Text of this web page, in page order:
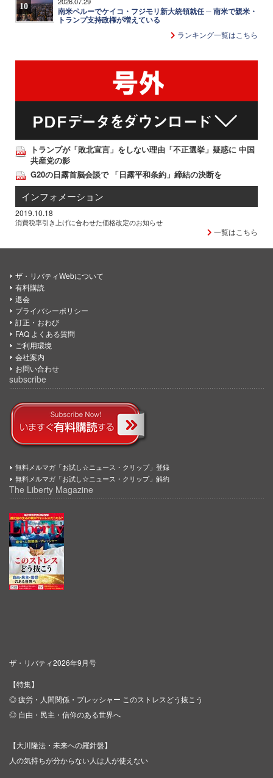
10
南米ペルーでケイコ・フジモリ新大統領就任 ─ 南米で親米・
トランプ支持政権が増えている
ランキング一覧はこちら
トランプが「敗北宣言」をしない理由「不正選挙」疑惑に 中国
共産党の影
G20の日露首脳会談で 「日露平和条約」締結の決断を
インフォメーション
2019.10.18
消費税率引き上げに合わせた価格改定のお知らせ
一覧はこちら
ザ・リバティWebについて
有料購読
退会
プライバシーポリシー
訂正・おわび
FAQ よくある質問
ご利用環境
会社案内
お問い合わせ
subscribe
無料メルマガ「お試し☆ニュース・クリップ」登録
無料メルマガ「お試し☆ニュース・クリップ」解約
The Liberty Magazine
ザ・リバティ2026年9月号
【特集】
◎ 疲労・人間関係・プレッシャー このストレスどう抜こう
◎ 自由・民主・信仰のある世界へ
【大川隆法・未来への羅針盤】
人の気持ちが分からない人は人が使えない